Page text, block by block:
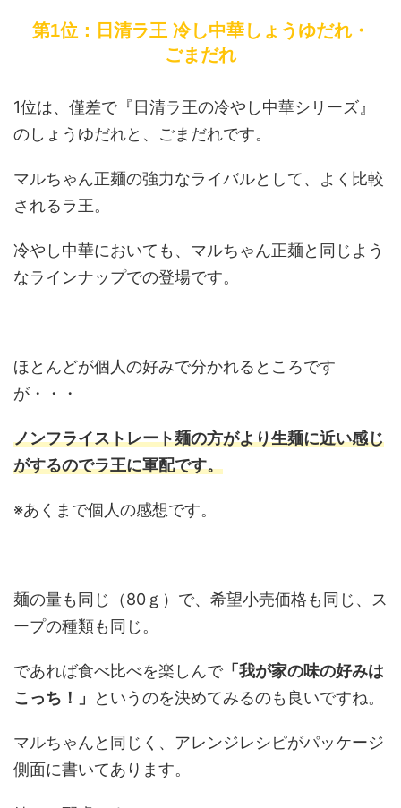
第1位：日清ラ王 冷し中華しょうゆだれ・
ごまだれ
1位は、僅差で『日清ラ王の冷やし中華シリーズ』
のしょうゆだれと、ごまだれです。
マルちゃん正麺の強力なライバルとして、よく比較
されるラ王。
冷やし中華においても、マルちゃん正麺と同じよう
なラインナップでの登場です。
ほとんどが個人の好みで分かれるところです
が・・・
ノンフライストレート麺の方がより生麺に近い感じ
がするのでラ王に軍配です。
※あくまで個人の感想です。
麺の量も同じ（80ｇ）で、希望小売価格も同じ、ス
ープの種類も同じ。
であれば食べ比べを楽しんで「我が家の味の好みは
こっち！」
というのを決めてみるのも良いですね。
マルちゃんと同じく、アレンジレシピがパッケージ
側面に書いてあります。